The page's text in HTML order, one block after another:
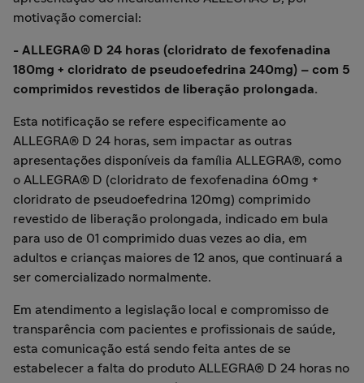
motivação comercial:
- ALLEGRA® D 24 horas (cloridrato de fexofenadina
180mg + cloridrato de pseudoefedrina 240mg) – com 5
comprimidos revestidos de liberação prolongada.
Esta notificação se refere especificamente ao
ALLEGRA® D 24 horas, sem impactar as outras
apresentações disponíveis da família ALLEGRA®, como
o ALLEGRA® D (cloridrato de fexofenadina 60mg +
cloridrato de pseudoefedrina 120mg) comprimido
revestido de liberação prolongada, indicado em bula
para uso de 01 comprimido duas vezes ao dia, em
adultos e crianças maiores de 12 anos, que continuará a
ser comercializado normalmente.
Em atendimento a legislação local e compromisso de
transparência com pacientes e profissionais de saúde,
esta comunicação está sendo feita antes de se
estabelecer a falta do produto ALLEGRA® D 24 horas no